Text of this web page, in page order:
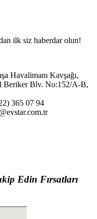
ilk siz haberdar olun!
Havalimanı Kavşağı,
Beriker Blv. No:152/A-B,
365 07 94
Edin Fırsatları